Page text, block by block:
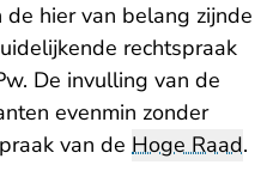
hier van belang zijnde
rechtspraak
De invulling van de
evenmin zonder
van de Hoge Raad.